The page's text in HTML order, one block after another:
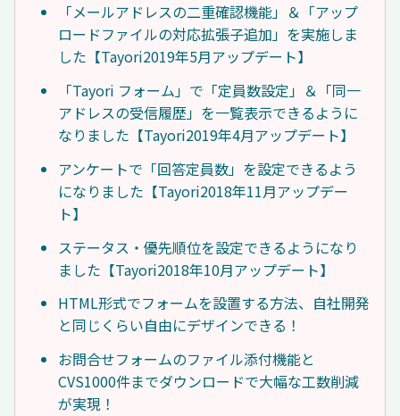
「メールアドレスの二重確認機能」＆「アップ
ロードファイルの対応拡張子追加」を実施しま
した【Tayori2019年5月アップデート】
「Tayori フォーム」で「定員数設定」＆「同一
アドレスの受信履歴」を一覧表示できるように
なりました【Tayori2019年4月アップデート】
アンケートで「回答定員数」を設定できるよう
になりました【Tayori2018年11月アップデー
ト】
ステータス・優先順位を設定できるようになり
ました【Tayori2018年10月アップデート】
HTML形式でフォームを設置する方法、自社開発
と同じくらい自由にデザインできる！
お問合せフォームのファイル添付機能と
CVS1000件までダウンロードで大幅な工数削減
が実現！